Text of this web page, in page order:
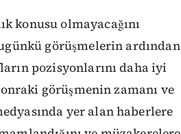
konusu olmayacağını
görüşmelerin ardından
pozisyonlarını daha iyi
görüşmenin zamanı ve
yer alan haberlere